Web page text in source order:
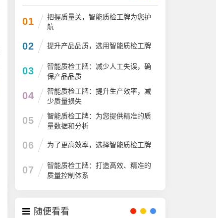
01
把握质量关，智能质检工牌为您护
航
02 提升产品品质，选用智能质检工牌
03
智能质检工牌：减少人工失误，确
保产品品质
04
智能质检工牌：提升生产效率，减
少质量损失
05
智能质检工牌：为您提供精准的质
量数据和分析
06 为了更高效率，选择智能质检工牌
07
智能质检工牌：打造高效、精准的
质量控制体系
随便看看